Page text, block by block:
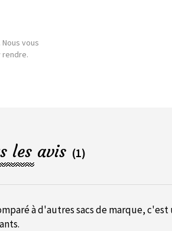
vous
rendre.
les avis (1)
à d'autres sacs de marque,